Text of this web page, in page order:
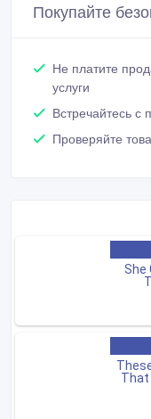
Покупайте
Не платите
услуги
Встречайтесь с
Проверяйте